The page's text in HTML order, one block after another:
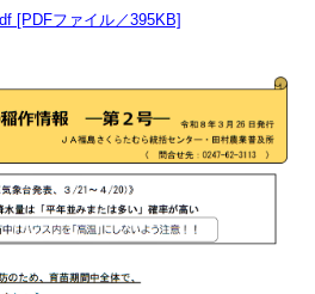
[PDFファイル／395KB]